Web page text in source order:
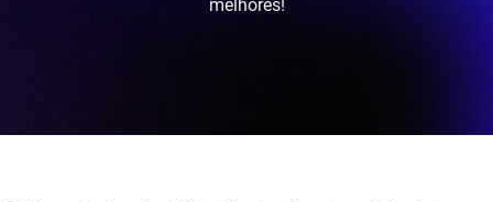
melhores!